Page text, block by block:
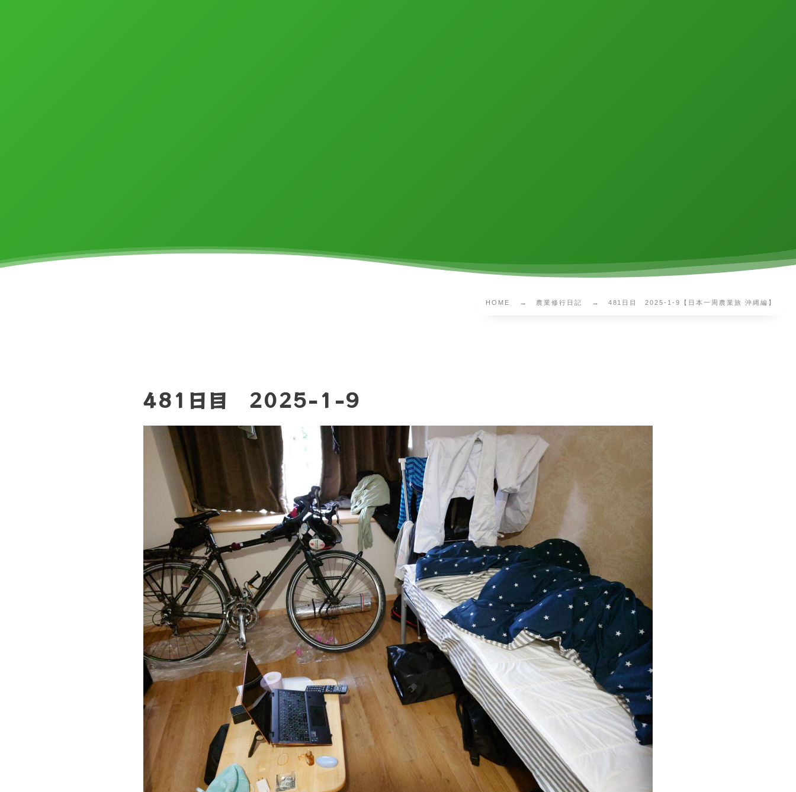
HOME 農業修行日記 481日目 2025-1-9【日本一周農業旅 沖縄編】
481日目 2025-1-9